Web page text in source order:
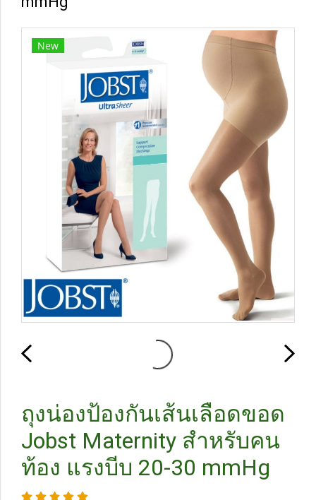
New
ถุงน่องป้องกันเส้นเลือดขอด
Jobst Maternity สำหรับคน
ท้อง แรงบีบ 20-30 mmHg